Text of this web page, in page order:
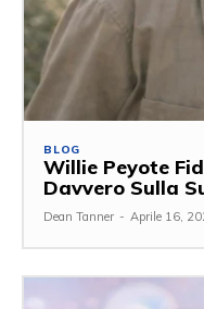
BLOG
Willie Peyote
Davvero Sulla
Dean Tanner - Aprile 16,